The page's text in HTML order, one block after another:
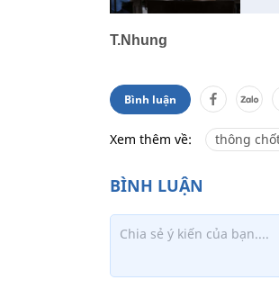
T.Nhung
Bình luận
Xem thêm về: thông